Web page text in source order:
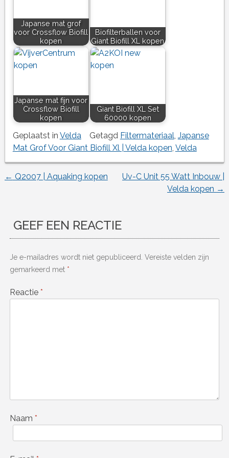
Japanse mat grof
voor Crossflow Biofill
kopen
Biofilterballen voor
Giant Biofill XL kopen
Japanse mat fijn voor
Crossflow Biofill
kopen
Giant Biofill XL Set
60000 kopen
Geplaatst in Velda Getagd Filtermateriaal, Japanse
Mat Grof Voor Giant Biofill Xl | Velda kopen, Velda
Berichtnavigatie
← Q2007 | Aquaking kopen
Uv-C Unit 55 Watt Inbouw |
Velda kopen →
GEEF EEN REACTIE
Je e-mailadres wordt niet gepubliceerd. Vereiste velden zijn
gemarkeerd met *
Reactie *
Naam *